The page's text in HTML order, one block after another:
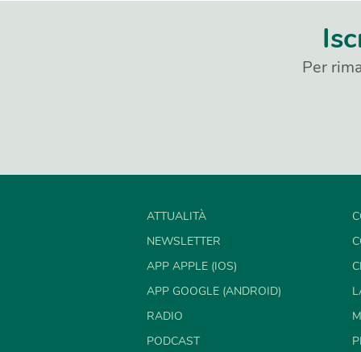
Per
ATTUALITÀ
NEWSLETTER
APP APPLE (IOS)
APP GOOGLE (ANDROID)
RADIO
PODCAST